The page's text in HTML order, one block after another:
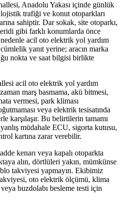
Anadolu Yakası içinde günlük
lojistik trafiği ve konut otoparkları
sahiptir. Dar sokak, site otoparkı,
gibi farklı konumlarda önce
acil oto elektrik yol yardım
yanıt yerine; aracın marka
nokta ve saat bilgisi birlikte
acil oto elektrik yol yardım
marş basmama, akü bitmesi,
vermesi, park kliması
veya elektrik tesisatında
karşılaşır. Bu belirtilerin tamamı
müdahale ECU, sigorta kutusu,
kartına zarar verebilir.
kenarı veya kapalı otoparkta
alın, dörtlüleri yakın, mümkünse
takviyesi yapmayın. Ekibimiz
oto elektrik ölçümü, klima
buzdolabı besleme testi için